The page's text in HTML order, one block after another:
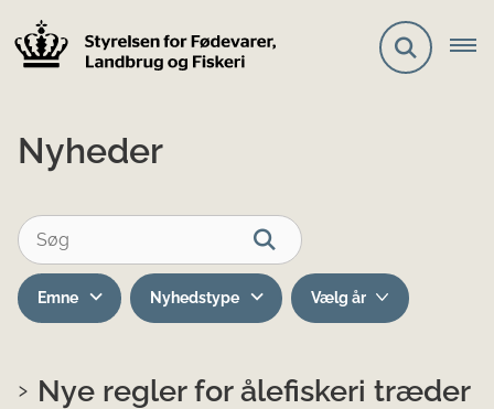
Nyheder
Emne Nyhedstype
Nye regler for ålefiskeri træder